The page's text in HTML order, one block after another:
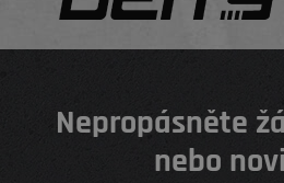
Nepropásněte
nebo